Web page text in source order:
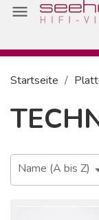

Startseite
Name (A bis Z)